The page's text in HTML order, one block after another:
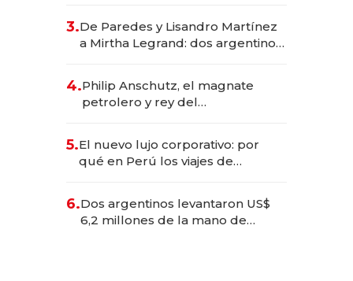
las marcas "fast premium"
3.De Paredes y Lisandro Martínez
a Mirtha Legrand: dos argentinos
4.Philip Anschutz, el magnate
petrolero y rey del
Fénix
5.El nuevo lujo corporativo: por
qué en Perú los viajes de
transformadoras
6.Dos argentinos levantaron US$
6,2 millones de la mano de